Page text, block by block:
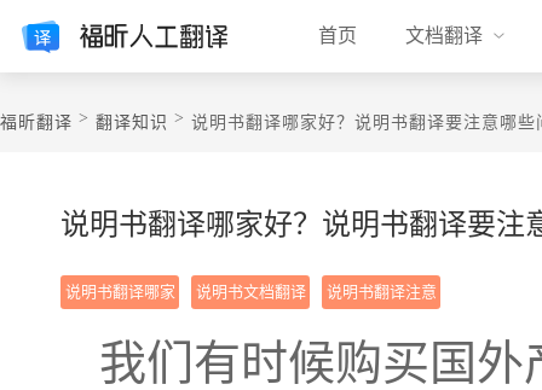
首页 文档翻译
福昕翻译 > 翻译知识 > 说明书翻译哪家好？说明书翻译要注意哪些
说明书翻译哪家好？说明书翻译要注
说明书翻译哪家
说明书文档翻译
说明书翻译注意
我们有时候购买国